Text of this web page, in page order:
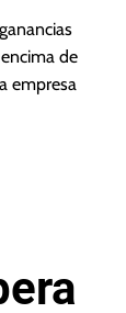
de
empresa